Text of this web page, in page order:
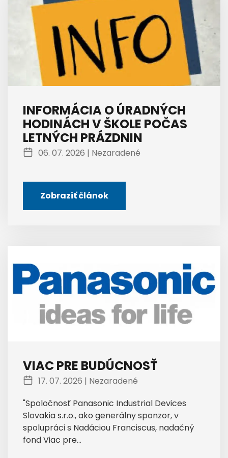
INFORMÁCIA O ÚRADNÝCH
HODINÁCH V ŠKOLE POČAS
LETNÝCH PRÁZDNIN
06. 07. 2026 | Nezaradené
Zobraziť článok
VIAC PRE BUDÚCNOSŤ
17. 07. 2026 | Nezaradené
"Spoločnosť Panasonic Industrial Devices
Slovakia s.r.o., ako generálny sponzor, v
spolupráci s Nadáciou Franciscus, nadačný
fond Viac pre...